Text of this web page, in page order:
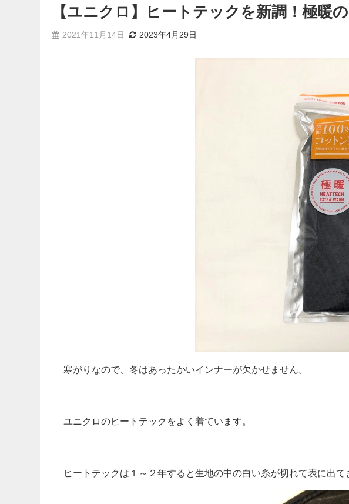
【ユニクロ】ヒートテックを新調！極暖
2021年11月14日 2023年4月29日
寒がりなので、冬はあったかいインナーが欠かせません。
ユニクロのヒートテックをよく着ています。
ヒートテックは１～２年すると生地の中の白い糸が切れて表に出